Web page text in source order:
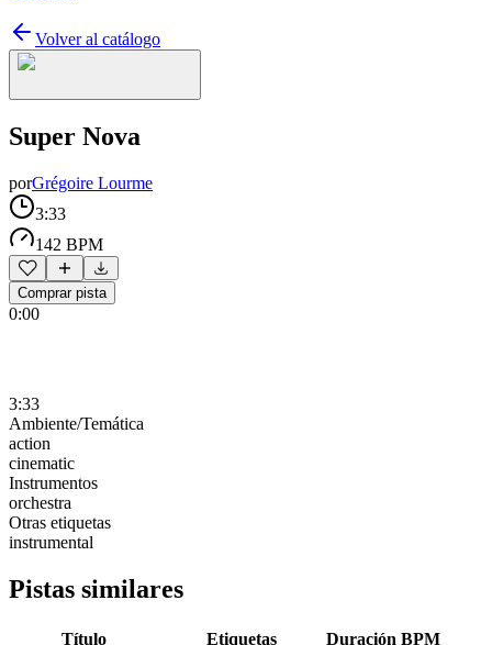
Volver al catálogo
Super Nova
porGrégoire Lourme
3:33
142 BPM
Comprar pista
0:00
3:33
Ambiente/Temática
action
cinematic
Instrumentos
orchestra
Otras etiquetas
instrumental
Pistas similares
Título Etiquetas Duración BPM